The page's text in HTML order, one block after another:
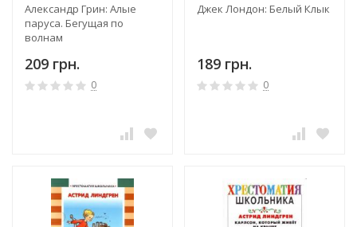
Александр Грин: Алые
паруса. Бегущая по
волнам
209 грн.
0
Джек Лондон: Белый Клык
189 грн.
0